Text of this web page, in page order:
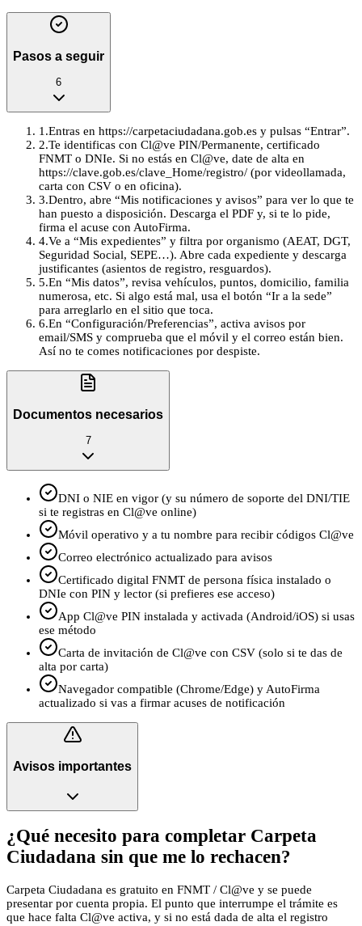
Pasos a seguir
6
1 .Entras en https://carpetaciudadana.gob.es y pulsas “Entrar”.
2.Te identificas con Cl@ve PIN/Permanente, certificado
FNMT o DNIe. Si no estás en Cl@ve, date de alta en
https://clave.gob.es/clave_Home/registro/ (por videollamada,
carta con CSV o en oficina).
3.Dentro, abre “Mis notificaciones y avisos” para ver lo que te
han puesto a disposición. Descarga el PDF y, si te lo pide,
firma el acuse con AutoFirma.
4.Ve a “Mis expedientes” y filtra por organismo (AEAT, DGT,
Seguridad Social, SEPE…). Abre cada expediente y descarga
justificantes (asientos de registro, resguardos).
5.En “Mis datos”, revisa vehículos, puntos, domicilio, familia
numerosa, etc. Si algo está mal, usa el botón “Ir a la sede”
para arreglarlo en el sitio que toca.
6.En “Configuración/Preferencias”, activa avisos por
email/SMS y comprueba que el móvil y el correo están bien.
Así no te comes notificaciones por despiste.
Documentos necesarios
7
DNI o NIE en vigor (y su número de soporte del DNI/TIE
si te registras en Cl@ve online)
Móvil operativo y a tu nombre para recibir códigos Cl@ve
Correo electrónico actualizado para avisos
Certificado digital FNMT de persona física instalado o
DNIe con PIN y lector (si prefieres ese acceso)
App Cl@ve PIN instalada y activada (Android/iOS) si usas
ese método
Carta de invitación de Cl@ve con CSV (solo si te das de
alta por carta)
Navegador compatible (Chrome/Edge) y AutoFirma
actualizado si vas a firmar acuses de notificación
Avisos importantes
¿Qué necesito para completar Carpeta
Ciudadana sin que me lo rechacen?
Carpeta Ciudadana es gratuito en FNMT / Cl@ve y se puede
presentar por cuenta propia. El punto que interrumpe el trámite es
que hace falta Cl@ve activa, y si no está dada de alta el registro